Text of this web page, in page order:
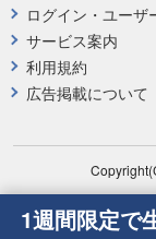
ログイン・ユーザ
サービス案内
利用規約
広告掲載について
1週間限定で